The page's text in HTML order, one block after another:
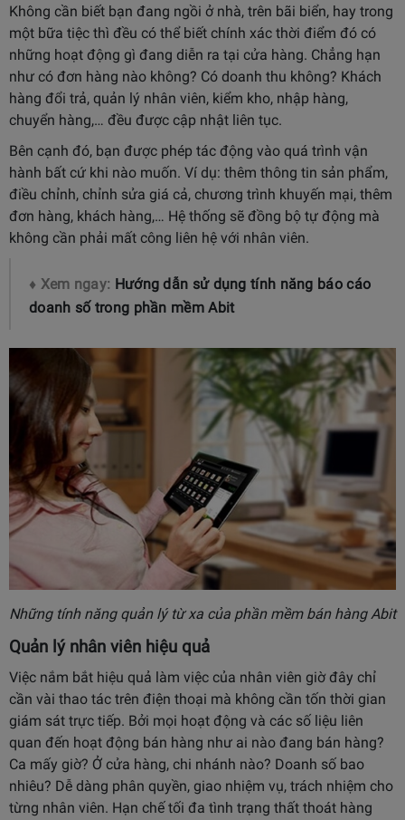
Không cần biết bạn đang ngồi ở nhà, trên bãi biển, hay trong
một bữa tiệc thì đều có thể biết chính xác thời điểm đó có
những hoạt động gì đang diễn ra tại cửa hàng. Chẳng hạn
như có đơn hàng nào không? Có doanh thu không? Khách
hàng đổi trả, quản lý nhân viên, kiểm kho, nhập hàng,
chuyển hàng,… đều được cập nhật liên tục.
Bên cạnh đó, bạn được phép tác động vào quá trình vận
hành bất cứ khi nào muốn. Ví dụ: thêm thông tin sản phẩm,
điều chỉnh, chỉnh sửa giá cả, chương trình khuyến mại, thêm
đơn hàng, khách hàng,… Hệ thống sẽ đồng bộ tự động mà
không cần phải mất công liên hệ với nhân viên.
♦ Xem ngay: Hướng dẫn sử dụng tính năng báo cáo
doanh số trong phần mềm Abit
Những tính năng quản lý từ xa của phần mềm bán hàng Abit
Quản lý nhân viên hiệu quả
Việc nắm bắt hiệu quả làm việc của nhân viên giờ đây chỉ
cần vài thao tác trên điện thoại mà không cần tốn thời gian
giám sát trực tiếp. Bởi mọi hoạt động và các số liệu liên
quan đến hoạt động bán hàng như ai nào đang bán hàng?
Ca mấy giờ? Ở cửa hàng, chi nhánh nào? Doanh số bao
nhiêu? Dễ dàng phân quyền, giao nhiệm vụ, trách nhiệm cho
từng nhân viên. Hạn chế tối đa tình trạng thất thoát hàng